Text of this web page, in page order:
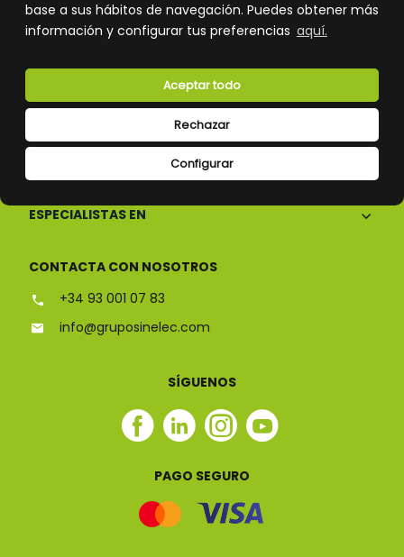
base a sus hábitos de navegación. Puedes obtener más
información y configurar tus preferencias aquí.
Configurar
Rechazar
Aceptar todo
ESPECIALISTAS EN
CONTACTA CON NOSOTROS
+34 93 001 07 83
info@gruposinelec.com
SÍGUENOS
Facebook
Linkedin
Instagram
Youtube
PAGO SEGURO